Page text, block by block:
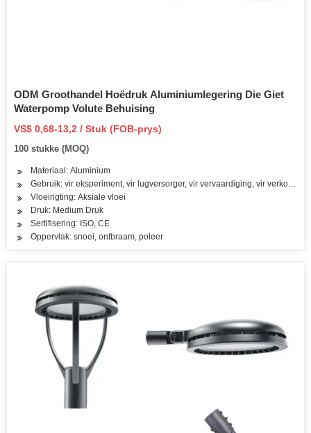
ODM Groothandel Hoëdruk Aluminiumlegering Die Giet
Waterpomp Volute Behuising
VS$ 0,68-13,2 / Stuk (FOB-prys)
100 stukke (MOQ)
Materiaal: Aluminium
Gebruik: vir eksperiment, vir lugversorger, vir vervaardiging, vir verkoeling
Vloeirigting: Aksiale vloei
Druk: Medium Druk
Sertifisering: ISO, CE
Oppervlak: snoei, ontbraam, poleer